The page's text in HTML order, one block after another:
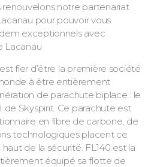
notre partenariat
pour pouvoir vous
exceptionnels avec
Lacanau
fier d’être la première société
à être entièrement
de parachute biplace : le
Skyspirit. Ce parachute est
en fibre de carbone, de
technologiques placent ce
de la sécurité. FL140 est la
équipé sa flotte de